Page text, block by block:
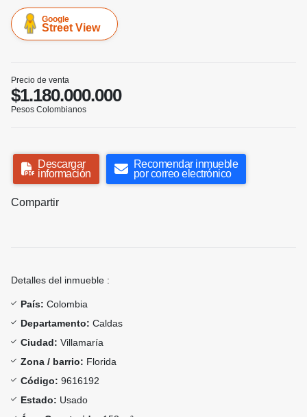
Google
Street View
Precio de venta
$1.180.000.000
Pesos Colombianos
Descargar
información
Recomendar inmueble
por correo electrónico
Compartir
Detalles del inmueble :
País: Colombia
Departamento: Caldas
Ciudad: Villamaría
Zona / barrio: Florida
Código: 9616192
Estado: Usado